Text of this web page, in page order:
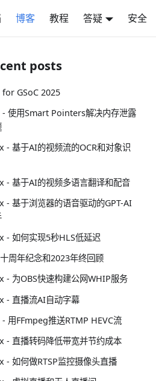
博客 教程 答疑 安全
posts
for GSoC 2025
- 使用Smart Pointers解决内存泄露
- 基于AI的视频流的OCR和对象识
- 基于AI的视频多语言翻译和配音
- 基于浏览器的语音驱动的GPT-AI
- 如何实现5秒HLS低延迟
周年纪念和2023年终回顾
- 为OBS快速构建公网WHIP服务
- 直播流AI自动字幕
- 用FFmpeg推送RTMP HEVC流
- 直播转码降低带宽并节约成本
- 如何做RTSP监控摄像头直播